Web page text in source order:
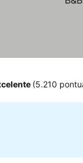
(5.210